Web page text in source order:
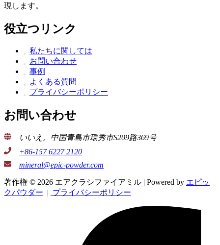
現します。
役立つリンク
私たちに関しては
お問い合わせ
事例
よくある質問
プライバシーポリシー
お問い合わせ
いいえ。中国青島市環秀市S209路369号
+86-157 6227 2120
mineral@epic-powder.com
著作権 © 2026 エアクラシファイアミル | Powered by エピッ
クパウダー | プライバシーポリシー